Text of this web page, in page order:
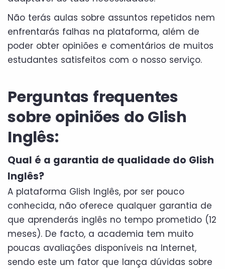
Não terás aulas sobre assuntos repetidos nem
enfrentarás falhas na plataforma, além de
poder obter opiniões e comentários de muitos
estudantes satisfeitos com o nosso serviço.
Perguntas frequentes
sobre opiniões do Glish
Inglês:
Qual é a garantia de qualidade do Glish
Inglês?
A plataforma Glish Inglês, por ser pouco
conhecida, não oferece qualquer garantia de
que aprenderás inglês no tempo prometido (12
meses). De facto, a academia tem muito
poucas avaliações disponíveis na Internet,
sendo este um fator que lança dúvidas sobre